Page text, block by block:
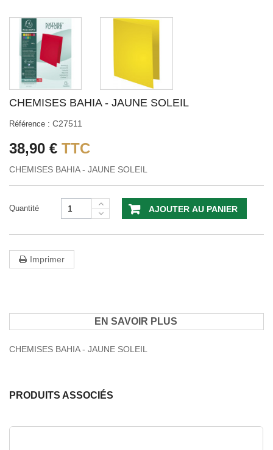
CHEMISES BAHIA - JAUNE SOLEIL
Référence : C27511
38,90 € TTC
CHEMISES BAHIA - JAUNE SOLEIL
Quantité AJOUTER AU PANIER
Imprimer
EN SAVOIR PLUS
CHEMISES BAHIA - JAUNE SOLEIL
PRODUITS ASSOCIÉS